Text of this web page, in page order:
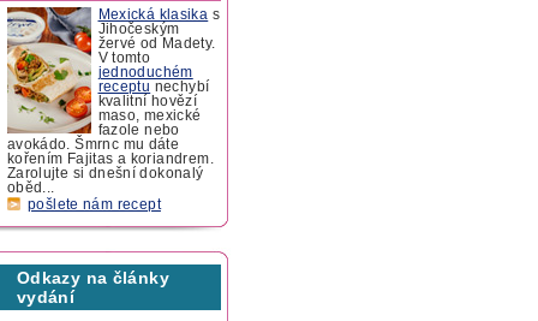
Mexická klasika s
Jihočeským
žervé od Madety.
V tomto
jednoduchém
receptu nechybí
kvalitní hovězí
maso, mexické
fazole nebo
avokádo. Šmrnc mu dáte
kořením Fajitas a koriandrem.
Zarolujte si dnešní dokonalý
oběd...
pošlete nám recept
Odkazy na články
vydání